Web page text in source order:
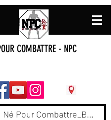
COMBATTRE - NPC
Né Pour Combattre_BY_ NAAS